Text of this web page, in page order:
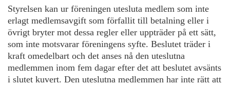
Styrelsen kan ur föreningen utesluta medlem som inte
erlagt medlemsavgift som förfallit till betalning eller i
övrigt bryter mot dessa regler eller uppträder på ett sätt,
som inte motsvarar föreningens syfte. Beslutet träder i
kraft omedelbart och det anses nå den uteslutna
medlemmen inom fem dagar efter det att beslutet avsänts
i slutet kuvert. Den uteslutna medlemmen har inte rätt att